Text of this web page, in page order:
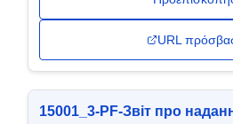
URL
15001_3-PF-Звіт про